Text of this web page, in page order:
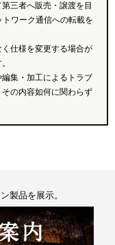
三者へ販売・譲渡を目
ワーク通信への転載を
仕様を変更する場合が
集・加工によるトラブ
の内容如何に関わらず
製品を展示。